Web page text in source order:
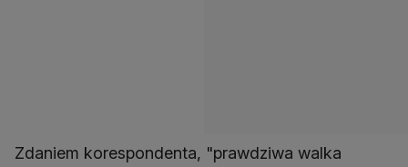
Zdaniem korespondenta, "prawdziwa walka